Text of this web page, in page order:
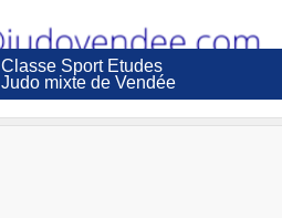
Classe Sport Etudes
Judo mixte de Vendée